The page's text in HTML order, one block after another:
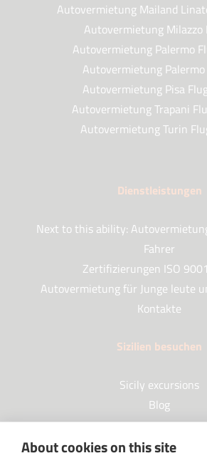
About cookies on this site
Autovermietung Mailand
Autovermietung Milazzo
Autovermietung Palermo
Autovermietung Palermo
Autovermietung Pisa
Autovermietung Trapani
Autovermietung Turin
Dienstleistungen
Next to this ability:
Fahrer
Zertifizierungen ISO
Autovermietung für Junge leute
Kontakte
Sizilien besuchen
Sicily excursions
Blog